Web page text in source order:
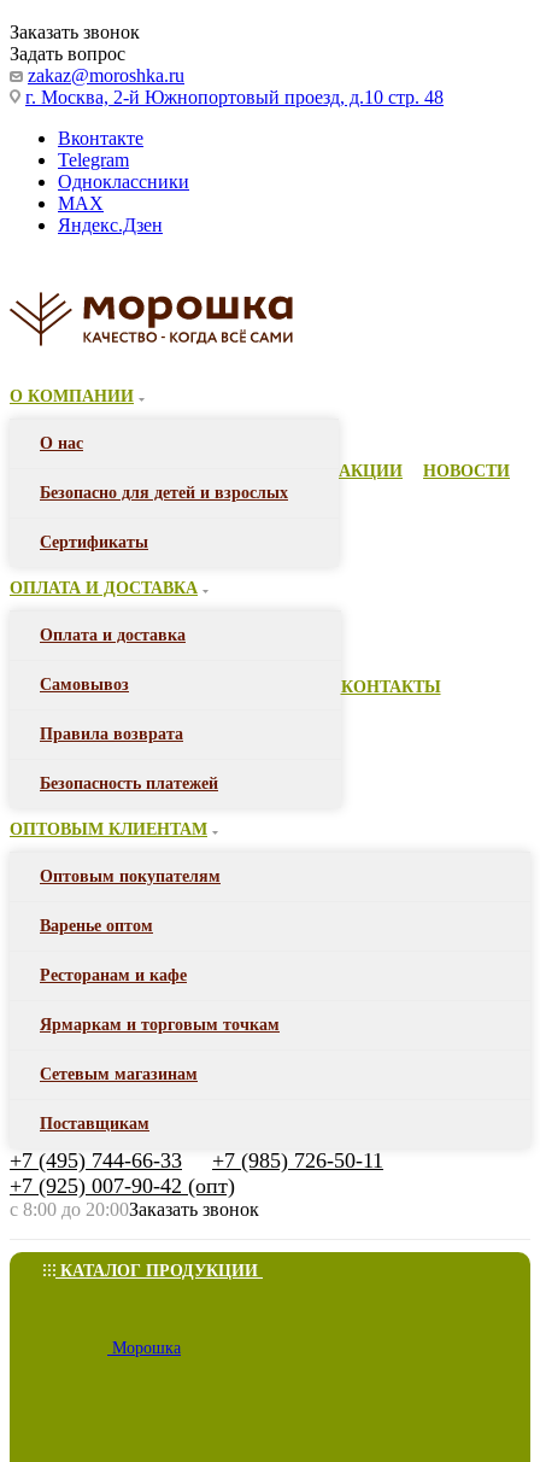
Заказать звонок
Задать вопрос
zakaz@moroshka.ru
г. Москва, 2-й Южнопортовый проезд, д.10 стр. 48
Вконтакте
Telegram
Одноклассники
MAX
Яндекс.Дзен
О КОМПАНИИ
О нас
Безопасно для детей и взрослых
Сертификаты
АКЦИИ НОВОСТИ
ОПЛАТА И ДОСТАВКА
Оплата и доставка
Самовывоз
Правила возврата
Безопасность платежей
КОНТАКТЫ
ОПТОВЫМ КЛИЕНТАМ
Оптовым покупателям
Варенье оптом
Ресторанам и кафе
Ярмаркам и торговым точкам
Сетевым магазинам
Поставщикам
+7 (495) 744-66-33
+7 (985) 726-50-11
+7 (925) 007-90-42 (опт)
с 8:00 до 20:00Заказать звонок
КАТАЛОГ ПРОДУКЦИИ
Морошка